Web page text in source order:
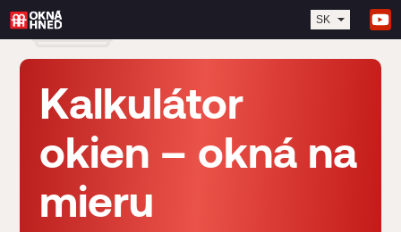
SK
Kalkulátor
okien – okná na
mieru